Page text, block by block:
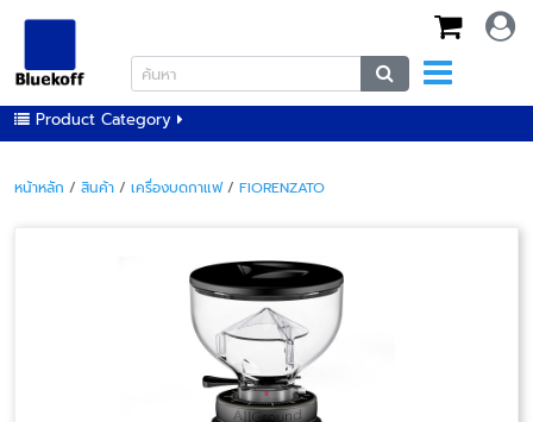
Product Category
หน้าหลัก / สินค้า / เครื่องบดกาแฟ/ FIORENZATO